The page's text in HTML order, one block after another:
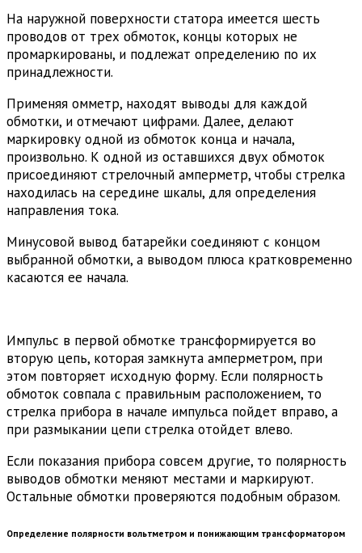
На наружной поверхности статора имеется шесть
проводов от трех обмоток, концы которых не
промаркированы, и подлежат определению по их
принадлежности.
Применяя омметр, находят выводы для каждой
обмотки, и отмечают цифрами. Далее, делают
маркировку одной из обмоток конца и начала,
произвольно. К одной из оставшихся двух обмоток
присоединяют стрелочный амперметр, чтобы стрелка
находилась на середине шкалы, для определения
направления тока.
Минусовой вывод батарейки соединяют с концом
выбранной обмотки, а выводом плюса кратковременно
касаются ее начала.
Импульс в первой обмотке трансформируется во
вторую цепь, которая замкнута амперметром, при
этом повторяет исходную форму. Если полярность
обмоток совпала с правильным расположением, то
стрелка прибора в начале импульса пойдет вправо, а
при размыкании цепи стрелка отойдет влево.
Если показания прибора совсем другие, то полярность
выводов обмотки меняют местами и маркируют.
Остальные обмотки проверяются подобным образом.
Определение полярности вольтметром и понижающим трансформатором